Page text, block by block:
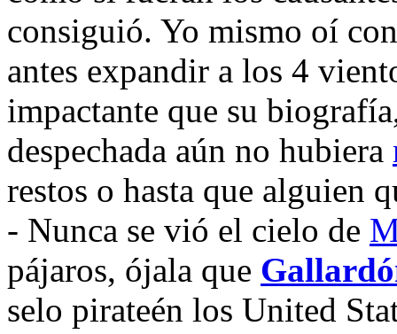
consiguió. Yo mismo oí
antes expandir a los 4
impactante que su
despechada aún no hubiera
restos o hasta que alguien
- Nunca se vió el cielo de
pájaros, ójala que
selo pirateén los United